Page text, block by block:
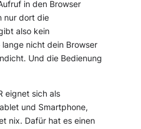
in den Browser
nur dort die
also kein
nicht dein Browser
Und die Bedienung
eignet sich als
und Smartphone,
nix. Dafür hat es einen